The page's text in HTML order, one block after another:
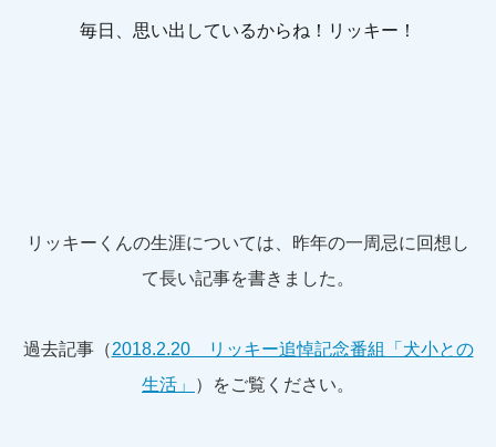
毎日、思い出しているからね！リッキー！
リッキーくんの生涯については、昨年の一周忌に回想し
て長い記事を書きました。
過去記事（2018.2.20 リッキー追悼記念番組「犬小との
生活」
）をご覧ください。